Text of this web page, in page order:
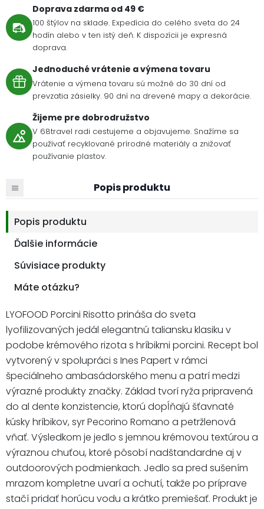
Doprava zdarma od 49 €
100 štýlov na sklade. Expedícia do celého sveta do 24
hodín alebo v ten istý deň. K dispozícii je expresná
doprava.
Jednoduché vrátenie a výmena tovaru
Vrátenie a výmena tovaru sú možné do 30 dní od
prevzatia zásielky. 90 dní na drevené mapy a dekorácie.
Žijeme pre dobrodružstvo
V 68travel radi cestujeme a objavujeme. Snažíme sa
používať recyklované prírodné materiály a znižovať
používanie plastov.
Popis produktu
Popis produktu
Ďalšie informácie
Súvisiace produkty
Máte otázku?
LYOFOOD Porcini Risotto prináša do sveta
lyofilizovaných jedál elegantnú taliansku klasiku v
podobe krémového rizota s hríbikmi porcini. Recept bol
vytvorený v spolupráci s Ines Papert v rámci
špeciálneho ambasádorského menu a patrí medzi
výrazné produkty značky. Základ tvorí ryža pripravená
do al dente konzistencie, ktorú dopĺňajú šťavnaté
kúsky hríbikov, syr Pecorino Romano a petržlenová
vňať. Výsledkom je jedlo s jemnou krémovou textúrou a
výraznou chuťou, ktoré pôsobí nadštandardne aj v
outdoorových podmienkach. Jedlo sa pred sušením
mrazom kompletne uvarí a ochutí, takže po príprave
stačí pridať horúcu vodu a krátko premiešať. Produkt je